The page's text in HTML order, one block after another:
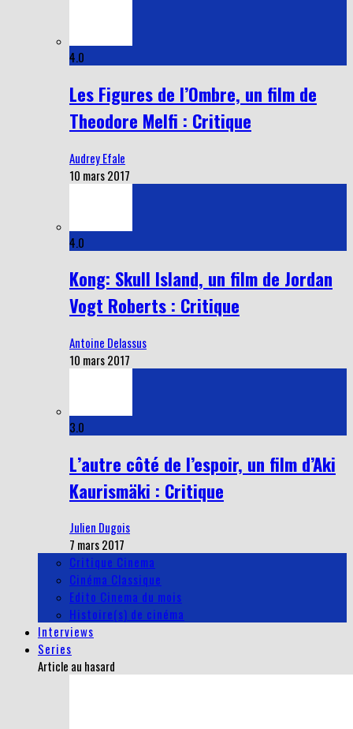
4.0
Les Figures de l’Ombre, un film de
Theodore Melfi : Critique
Audrey Efale
10 mars 2017
4.0
Kong: Skull Island, un film de Jordan
Vogt Roberts : Critique
Antoine Delassus
10 mars 2017
3.0
L’autre côté de l’espoir, un film d’Aki
Kaurismäki : Critique
Julien Dugois
7 mars 2017
Critique Cinema
Cinéma Classique
Edito Cinema du mois
Histoire(s) de cinéma
Interviews
Series
Article au hasard